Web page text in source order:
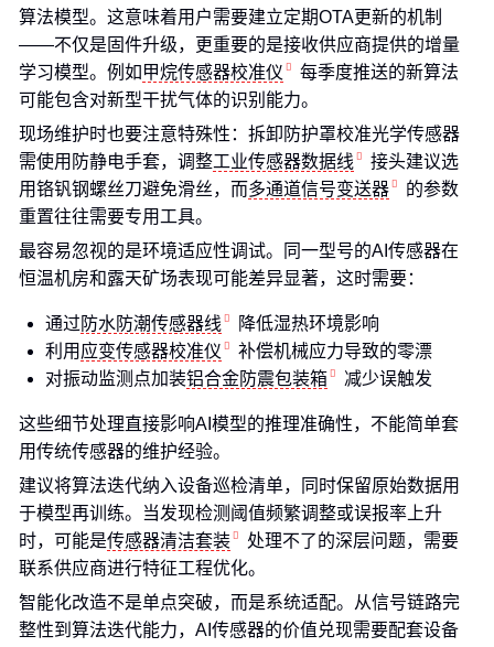
算法模型。这意味着用户需要建立定期OTA更新的机制
——不仅是固件升级，更重要的是接收供应商提供的增量
学习模型。例如 甲烷传感器校准仪
每季度推送的新算法
可能包含对新型干扰气体的识别能力。
现场维护时也要注意特殊性：拆卸防护罩校准光学传感器
需使用防静电手套，调整工业传感器数据线
接头建议选
用铬钒钢螺丝刀避免滑丝，而多通道信号变送器
的参数
重置往往需要专用工具。
最容易忽视的是环境适应性调试。同一型号的AI传感器在
恒温机房和露天矿场表现可能差异显著，这时需要：
通过 防水防潮传感器线
降低湿热环境影响
利用 应变传感器校准仪
补偿机械应力导致的零漂
对振动监测点加装铝合金防震包装箱 减少误触发
这些细节处理直接影响AI模型的推理准确性，不能简单套
用传统传感器的维护经验。
建议将算法迭代纳入设备巡检清单，同时保留原始数据用
于模型再训练。当发现检测阈值频繁调整或误报率上升
时，可能是传感器清洁套装
处理不了的深层问题，需要
联系供应商进行特征工程优化。
智能化改造不是单点突破，而是系统适配。从信号链路完
整性到算法迭代能力，AI传感器的价值兑现需要配套设备